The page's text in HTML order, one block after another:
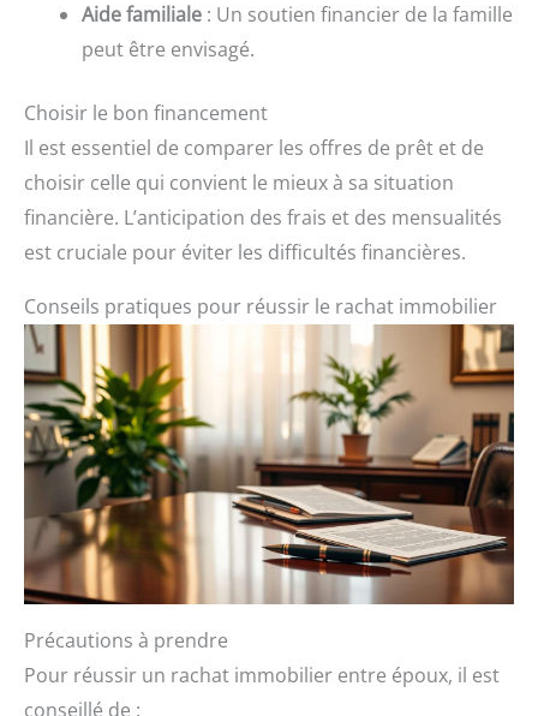
Aide familiale : Un soutien financier de la famille
peut être envisagé.
Choisir le bon financement
Il est essentiel de comparer les offres de prêt et de
choisir celle qui convient le mieux à sa situation
financière. L’anticipation des frais et des mensualités
est cruciale pour éviter les difficultés financières.
Conseils pratiques pour réussir le rachat immobilier
Précautions à prendre
Pour réussir un rachat immobilier entre époux, il est
conseillé de :